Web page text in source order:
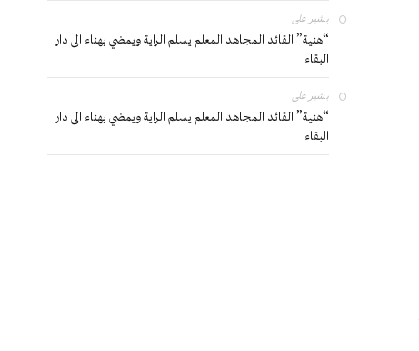
بشير على
“هنية” القائد المجاهد المعلم يسلم الراية ويمضي بهناء الى دار
البقاء
بشير على
“هنية” القائد المجاهد المعلم يسلم الراية ويمضي بهناء الى دار
البقاء